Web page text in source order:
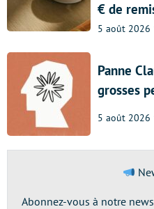
€ de
5 août 2026
Panne
grosses
5 août 2026
Abonnez-vous à notre